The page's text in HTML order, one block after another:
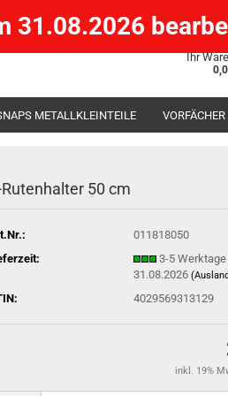
) Kundenlogin
Ihr
31.08.2026
METALLKLEINTEILE
50 cm
011818050
3-5 Werktage
31.08.2026
4029569313129
inkl. 19%